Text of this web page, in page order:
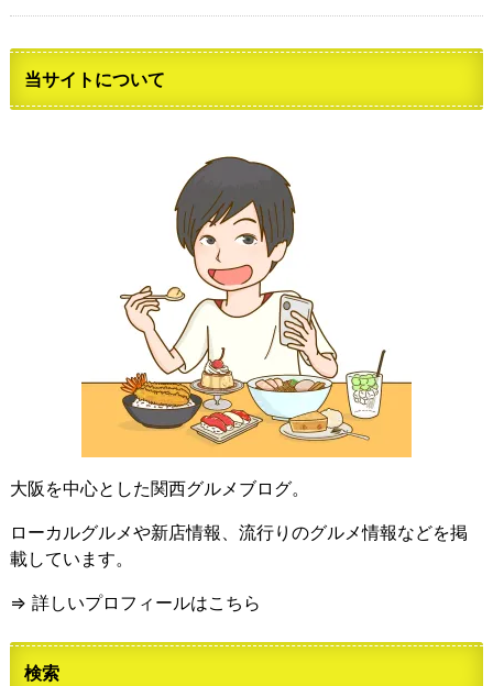
当サイトについて
大阪を中心とした関西グルメブログ。
ローカルグルメや新店情報、流行りのグルメ情報などを掲
載しています。
⇒ 詳しいプロフィールはこちら
検索